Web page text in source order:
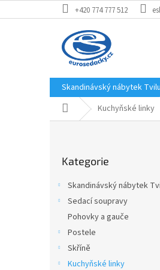
na
+420 774 777 512
Skandinávský nábytek
Domů Kuchyňské linky
kategorie
Kategorie
Skandinávský nábytek
Sedací soupravy
Pohovky a gauče
Postele
Skříně
Kuchyňské linky